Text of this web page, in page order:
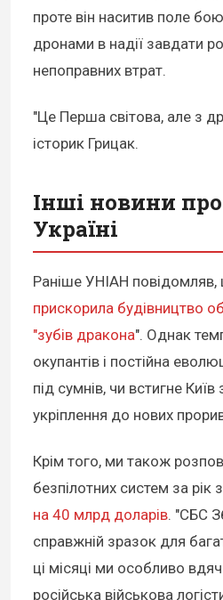
проте він наситив поле
дронами в надії завдати
непоправних втрат.
"Це Перша світова, але з
історик Грицак.
Інші новини
Україні
Раніше УНІАН повідомляв,
прискорила будівництво
"зубів дракона". Однак
окупантів і постійна
під сумнів, чи встигне
укріплення до нових
Крім того, ми також
безпілотних систем за рік
на 40 млрд доларів. "СБС
справжній зразок для
ці місяці ми особливо
російська військова